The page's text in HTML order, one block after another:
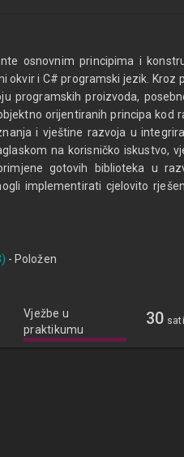
osnovnim principima i
okvir i C# programski jezik. Kroz
programskih proizvoda,
orijentiranih principa kod
i vještine razvoja u
na korisničko iskustvo,
gotovih biblioteka u
implementirati cjelovito
- Položen
Vježbe u
praktikumu
30 sati